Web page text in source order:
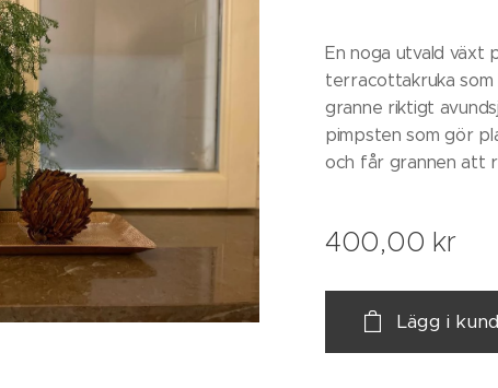
En noga utvald växt
terracottakruka som
granne riktigt
pimpsten som gör
och får grannen att
400,00 kr
Lägg i